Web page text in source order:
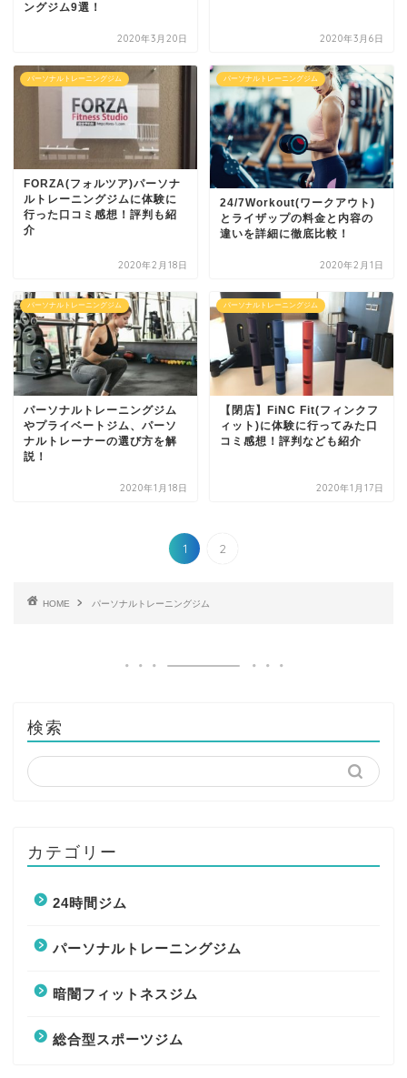
ングジム9選！
2020年3月20日 2020年3月6日
パーソナルトレーニングジム
FORZA(フォルツア)パーソナ
ルトレーニングジムに体験に
行った口コミ感想！評判も紹
介
2020年2月18日
パーソナルトレーニングジム
24/7Workout(ワークアウト)
とライザップの料金と内容の
違いを詳細に徹底比較！
2020年2月1日
パーソナルトレーニングジム
パーソナルトレーニングジム
やプライベートジム、パーソ
ナルトレーナーの選び方を解
説！
2020年1月18日
パーソナルトレーニングジム
【閉店】FiNC Fit(フィンクフ
ィット)に体験に行ってみた口
コミ感想！評判なども紹介
2020年1月17日
1 2
HOME パーソナルトレーニングジム
検索
カテゴリー
24時間ジム
パーソナルトレーニングジム
暗闇フィットネスジム
総合型スポーツジム